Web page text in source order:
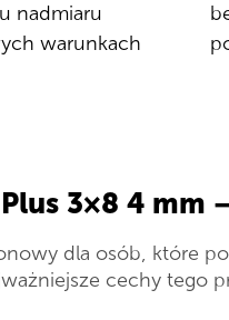
nadmiaru
warunkach
3×8 4
dla osób, które
cechy